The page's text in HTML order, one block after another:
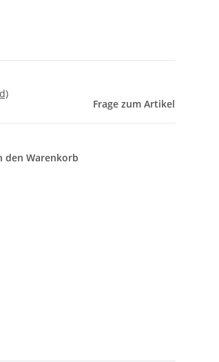
Frage zum Artikel
den Warenkorb